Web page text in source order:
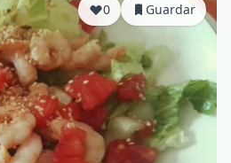
0 Guardar